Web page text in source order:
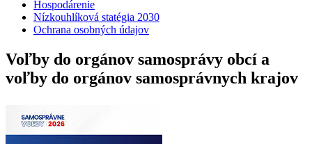
Hospodárenie
Nízkouhlíková statégia 2030
Ochrana osobných údajov
Voľby do orgánov samosprávy obcí a
voľby do orgánov samosprávnych krajov